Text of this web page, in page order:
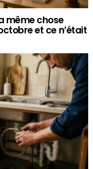
même chose
et ce n’était